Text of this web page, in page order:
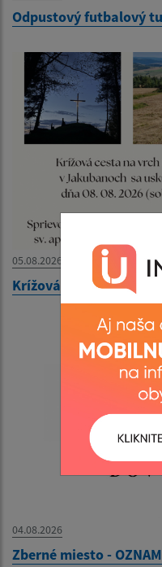
Odpustový futbalový
05.08.2026
Krížová cesta na vrch
04.08.2026
Zberné miesto - OZNAM